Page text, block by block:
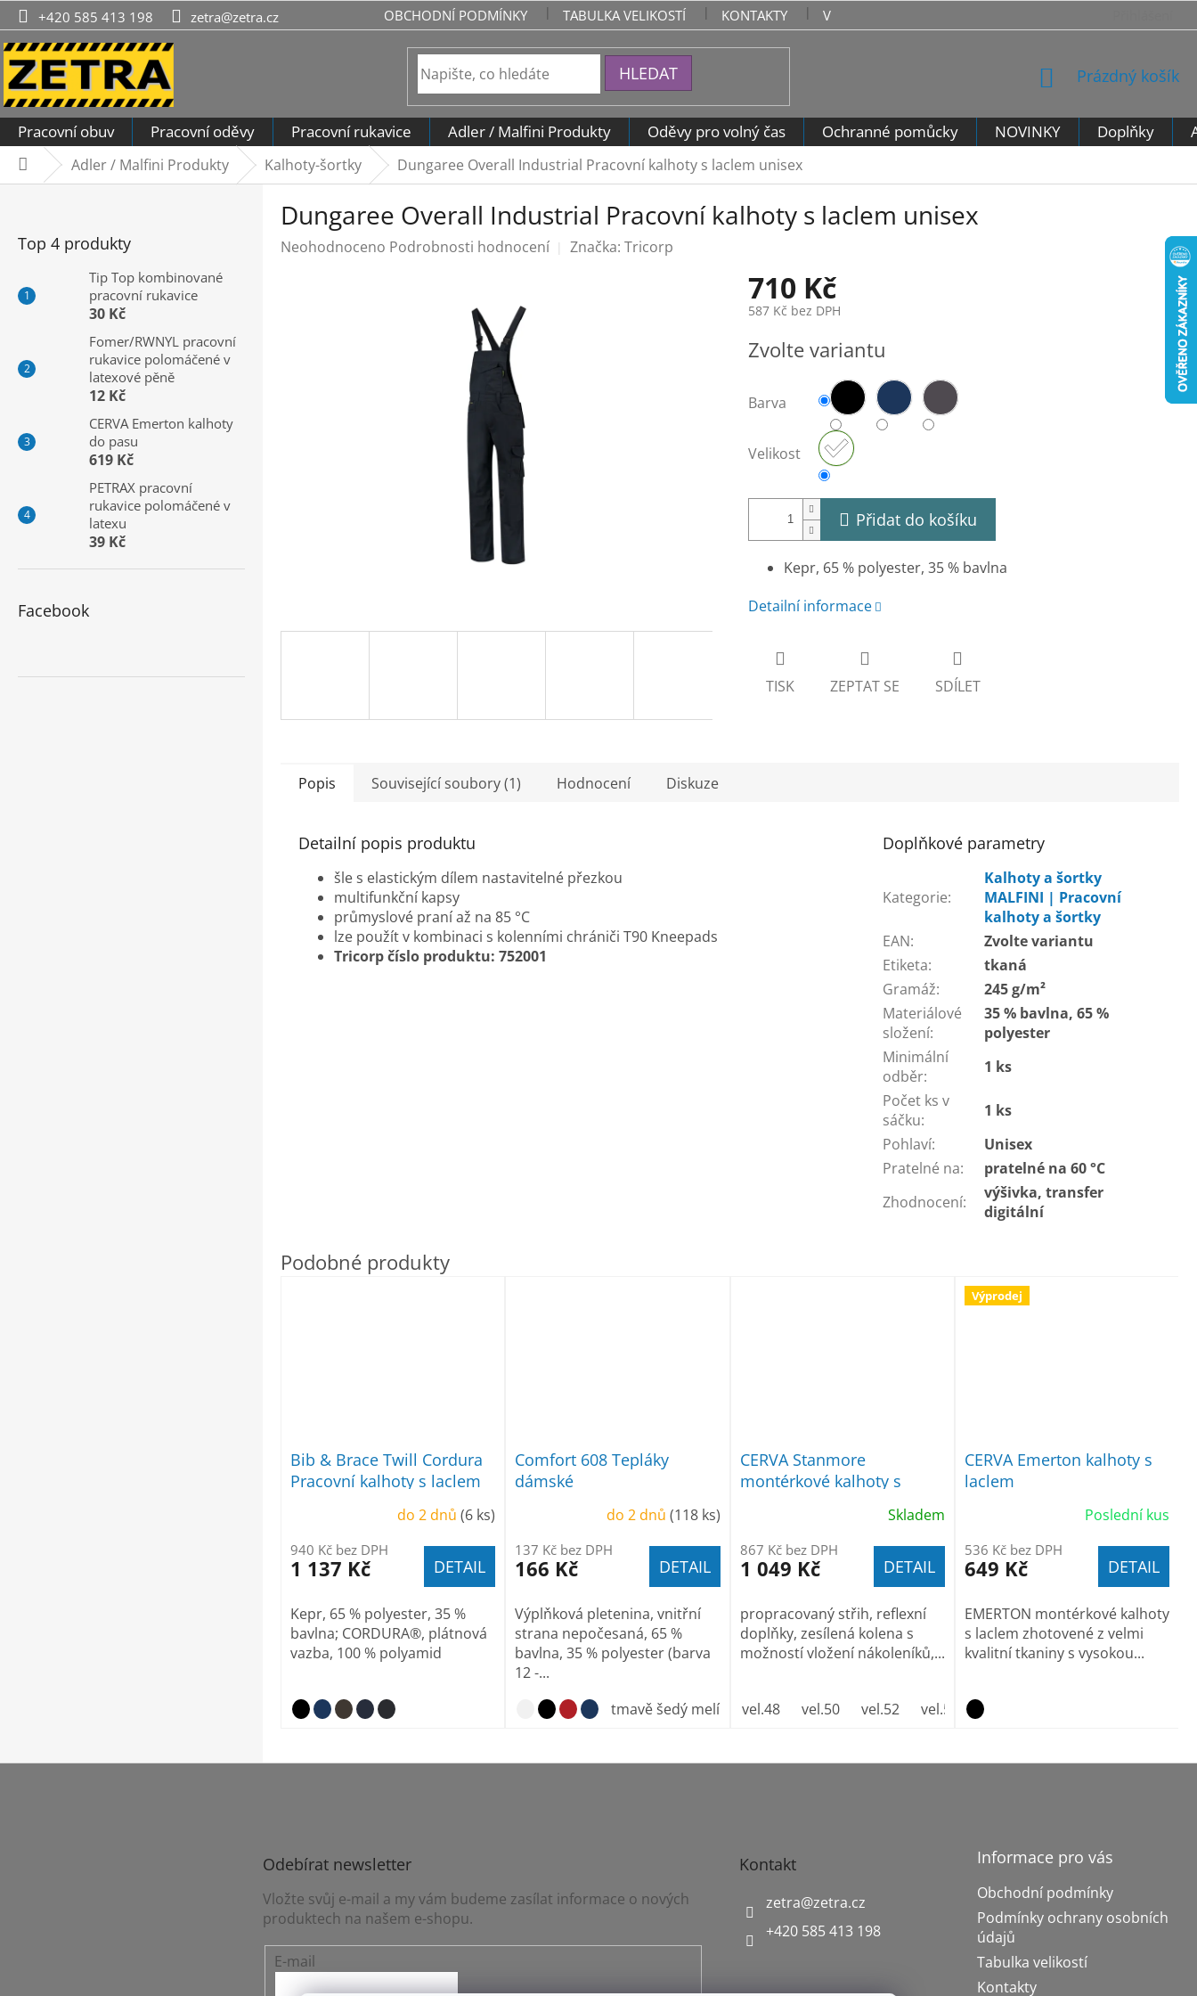
Přejít
na
obsah
+420 585 413 198 zetra@zetra.cz OBCHODNÍ PODMÍNKY TABULKA VELIKOSTÍ KONTAKTY VRÁCENÍ ZBOŽÍ - VZOROVÝ FORMULÁŘ PRO ODSTOUPENÍ
HLEDAT
NÁKUPNÍ
Prázdný košík
Pracovní obuv Pracovní oděvy Pracovní rukavice Adler / Malfini Produkty Oděvy pro volný čas Ochranné pomůcky NOVINKY Doplňky
DomůAdler / Malfini Produkty Kalhoty-šortky Dungaree Overall Industrial Pracovní kalhoty s laclem unisex
Top 4 produkty
Tip Top kombinované
pracovní rukavice
30 Kč
Fomer/RWNYL pracovní
rukavice polomáčené v
latexové pěně
12 Kč
CERVA Emerton kalhoty
do pasu
619 Kč
PETRAX pracovní
rukavice polomáčené v
latexu
39 Kč
Facebook
Dungaree Overall Industrial Pracovní kalhoty s laclem unisex
Průměrné
Neohodnoceno Podrobnosti hodnocení Značka: Tricorp
710 Kč
587 Kč bez DPH
cena:
Zvolte variantu
Barva
Velikost
Přidat do košíku
Kepr, 65 % polyester, 35 % bavlna
Detailní informace
TISK ZEPTAT SE SDÍLET
Popis Související soubory (1) Hodnocení Diskuze
Detailní popis produktu
šle s elastickým dílem nastavitelné přezkou
multifunkční kapsy
průmyslové praní až na 85 °C
lze použít v kombinaci s kolenními chrániči T90 Kneepads
Tricorp číslo produktu: 752001
Doplňkové parametry
Kategorie:
Kalhoty a šortky
MALFINI | Pracovní
kalhoty a šortky
EAN:
Zvolte variantu
Etiketa:
tkaná
Gramáž:
245 g/m²
Materiálové
složení:
35 % bavlna, 65 %
polyester
Minimální
odběr:
1 ks
Počet ks v
sáčku:
1 ks
Pohlaví:
Unisex
Pratelné na:
pratelné na 60 °C
Zhodnocení:
výšivka, transfer
digitální
Bib & Brace Twill Cordura
Pracovní kalhoty s laclem
do 2 dnů(6 ks)
940 Kč bez DPH
1 137 Kč DETAIL
Kepr, 65 % polyester, 35 %
bavlna; CORDURA®, plátnová
vazba, 100 % polyamid
Comfort 608 Tepláky
dámské
do 2 dnů (118 ks)
137 Kč bez DPH
166 Kč DETAIL
Výplňková pletenina, vnitřní
strana nepočesaná, 65 %
bavlna, 35 % polyester (barva
12 -...
tmavě šedý melír
CERVA Stanmore
montérkové kalhoty s
Skladem
867 Kč bez DPH
1 049 Kč DETAIL
propracovaný střih, reflexní
doplňky, zesílená kolena s
možností vložení nákoleníků,...
vel.48 vel.50 vel.52 vel.54 vel.56
Výprodej
CERVA Emerton kalhoty s
laclem
Poslední kus
536 Kč bez DPH
649 Kč DETAIL
EMERTON montérkové kalhoty
s laclem zhotovené z velmi
kvalitní tkaniny s vysokou...
Z
Odebírat newsletter
Vložte svůj e-mail a my vám budeme zasílat informace o nových
produktech na našem e-shopu.
E-mail
Kontakt
zetra@zetra.cz
+420 585 413 198
Informace pro vás
Obchodní podmínky
Podmínky ochrany osobních
údajů
Tabulka velikostí
Kontakty